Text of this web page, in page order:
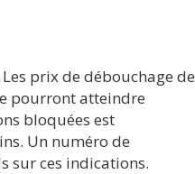
prix de débouchage de
pourront atteindre
bloquées est
Un numéro de
sur ces indications.